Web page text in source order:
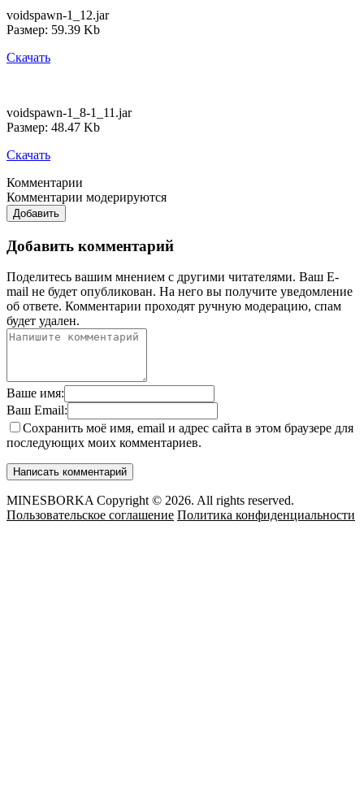
voidspawn-1_12.jar
Размер: 59.39 Kb
Скачать
voidspawn-1_8-1_11.jar
Размер: 48.47 Kb
Скачать
Комментарии
Комментарии модерируются
Добавить
Добавить комментарий
Поделитесь вашим мнением с другими читателями. Ваш E-
mail не будет опубликован. На него вы получите уведомление
об ответе. Комментарии проходят ручную модерацию, спам
будет удален.
Ваше имя:
Ваш Email:
Сохранить моё имя, email и адрес сайта в этом браузере для
последующих моих комментариев.
MINESBORKA Copyright © 2026. All rights reserved.
Пользовательское соглашение Политика конфиденциальности